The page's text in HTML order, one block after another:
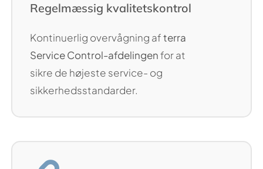
Regelmæssig kvalitetskontrol
Kontinuerlig overvågning afterra
Service Control-afdelingenfor at
sikre de højeste service- og
sikkerhedsstandarder.